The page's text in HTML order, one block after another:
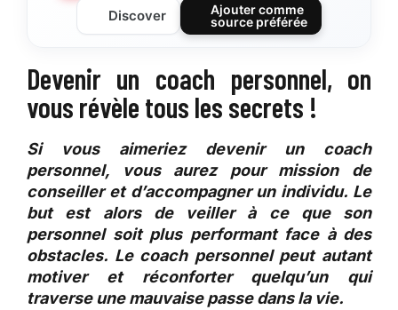
Discover
Ajouter comme
source préférée
Devenir un coach personnel, on
vous révèle tous les secrets !
Si vous aimeriez devenir un coach
personnel, vous aurez pour mission de
conseiller et d’accompagner un individu. Le
but est alors de veiller à ce que son
personnel soit plus performant face à des
obstacles. Le coach personnel peut autant
motiver et réconforter quelqu’un qui
traverse une mauvaise passe dans la vie.